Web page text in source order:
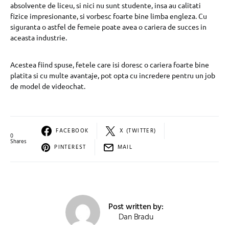
absolvente de liceu, si nici nu sunt studente, insa au calitati
fizice impresionante, si vorbesc foarte bine limba engleza. Cu
siguranta o astfel de femeie poate avea o cariera de succes in
aceasta industrie.
Acestea fiind spuse, fetele care isi doresc o cariera foarte bine
platita si cu multe avantaje, pot opta cu incredere pentru un job
de model de videochat.
0
Shares
FACEBOOK
X (TWITTER)
PINTEREST
MAIL
Post written by:
Dan Bradu